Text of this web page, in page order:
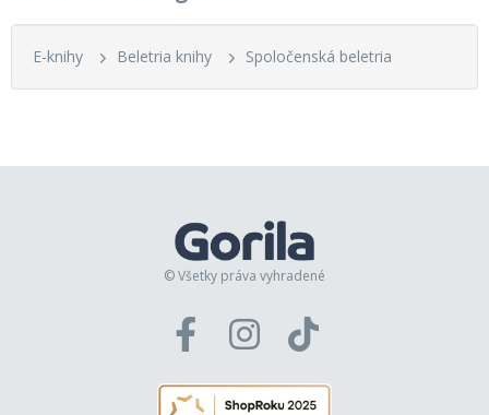
E-knihy Beletria knihy Spoločenská beletria
© Všetky práva vyhradené